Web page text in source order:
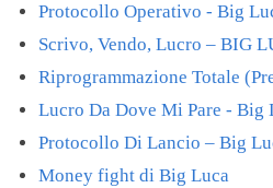
Protocollo Operativo - Big
Scrivo, Vendo, Lucro – BIG
Riprogrammazione Totale
Lucro Da Dove Mi Pare - Big
Protocollo Di Lancio – Big
Money fight di Big Luca